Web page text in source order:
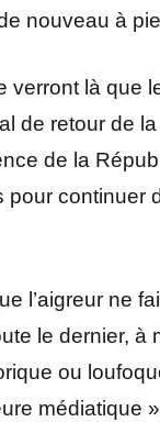
nouveau à
verront là que
de retour de
de la
continuer
l’aigreur ne
le dernier,
ou